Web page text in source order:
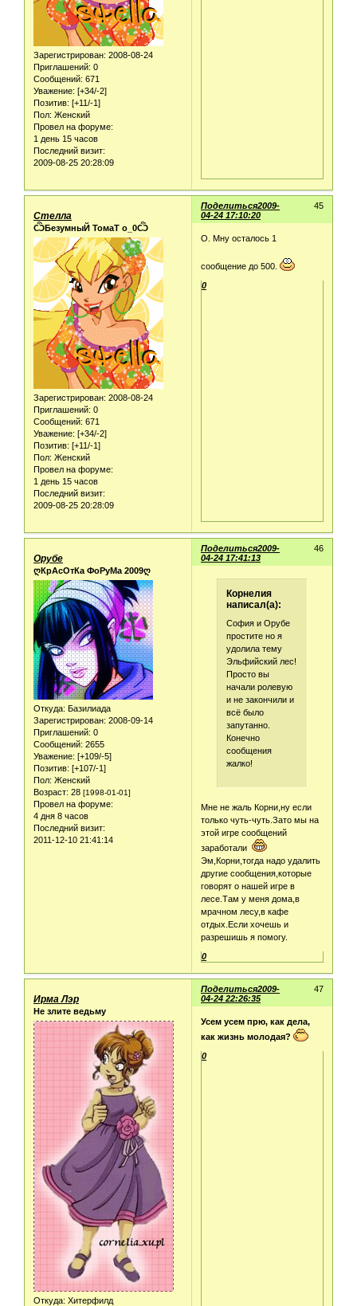
Зарегистрирован: 2008-08-24
Приглашений: 0
Сообщений: 671
Уважение: [+34/-2]
Позитив: [+11/-1]
Пол: Женский
Провел на форуме:
1 день 15 часов
Последний визит:
2009-08-25 20:28:09
Поделиться 45
2009-
04-24 17:10:20
Стелла
ѼБезумныЙ ТомаТ о_0Ѽ
Зарегистрирован: 2008-08-24
Приглашений: 0
Сообщений: 671
Уважение: [+34/-2]
Позитив: [+11/-1]
Пол: Женский
Провел на форуме:
1 день 15 часов
Последний визит:
2009-08-25 20:28:09
О. Мну осталось 1
сообщение до 500.
0
Поделиться 46
2009-
04-24 17:41:13
Орубе
ღКрАсОтКа ФоРуМа 2009ღ
Откуда: Базилиада
Зарегистрирован: 2008-09-14
Приглашений: 0
Сообщений: 2655
Уважение: [+109/-5]
Позитив: [+107/-1]
Пол: Женский
Возраст: 28 [1998-01-01]
Провел на форуме:
4 дня 8 часов
Последний визит:
2011-12-10 21:41:14
Корнелия
написал(а):
София и Орубе
простите но я
удолила тему
Эльфийский лес!
Просто вы
начали ролевую
и не закончили и
всё было
запутанно.
Конечно
сообщения
жалко!
Мне не жаль Корни,ну если
только чуть-чуть.Зато мы на
этой игре сообщений
заработали
Эм,Корни,тогда надо удалить
другие сообщения,которые
говорят о нашей игре в
лесе.Там у меня дома,в
мрачном лесу,в кафе
отдых.Если хочешь и
разрешишь я помогу.
0
Поделиться 47
2009-
04-24 22:26:35
Ирма Лэр
Не злите ведьму
Откуда: Хитерфилд
Усем усем прю, как дела,
как жизнь молодая?
0